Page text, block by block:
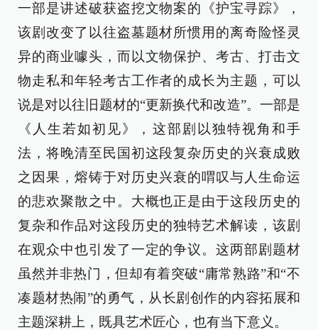
一部是讲述破获盗挖文物案的《护宝寻踪》，
该剧改变了以往盗墓题材所惯用的离奇险怪灵
异的商业噱头，而以文物保护、考古、打击文
物走私和年轻考古工作者的成长为主题，可以
说是对以往旧题材的“更新换代和改造”。一部是
《人生若如初见》，这部剧以独特视角和手
法，将晚清至民国初这段复杂历史的兴衰成败
之因果，熔铸于对历史兴衰的喟叹与人生命运
的悲欢聚散之中。大概也正是由于这段历史的
复杂和作品对这段历史的独特艺术解读，该剧
在观众中也引发了一定的争议。这两部剧题材
虽然并非热门，但却有着突破“庸常熟路”和“不
凑题材热闹”的勇气，从长剧创作的内容拓展和
主题深耕上，既具艺术匠心，也有当下意义。